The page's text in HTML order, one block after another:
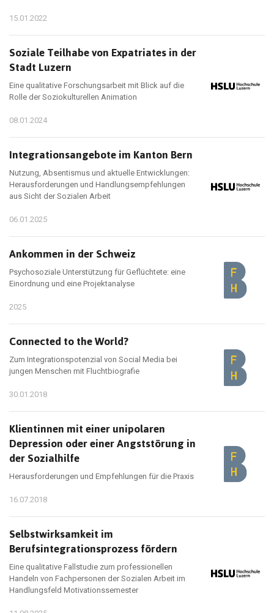
15.01.2022
Soziale Teilhabe von Expatriates in der
Stadt Luzern
Eine qualitative Forschungsarbeit mit Blick auf die
Rolle der Soziokulturellen Animation
08.01.2024
Integrationsangebote im Kanton Bern
Nutzung, Absentismus und aktuelle Entwicklungen:
Herausforderungen und Handlungsempfehlungen
aus Sicht der Sozialen Arbeit
06.01.2025
Ankommen in der Schweiz
Psychosoziale Unterstützung für Geflüchtete: eine
Einordnung und eine Projektanalyse
2025
Connected to the World?
Zum Integrationspotenzial von Social Media bei
jungen Menschen mit Fluchtbiografie
30.01.2018
Klientinnen mit einer unipolaren
Depression oder einer Angststörung in
der Sozialhilfe
Herausforderungen und Empfehlungen für die Praxis
16.07.2018
Selbstwirksamkeit im
Berufsintegrationsprozess fördern
Eine qualitative Fallstudie zum professionellen
Handeln von Fachpersonen der Sozialen Arbeit im
Handlungsfeld Motivationssemester